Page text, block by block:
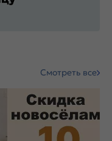
Смотреть все